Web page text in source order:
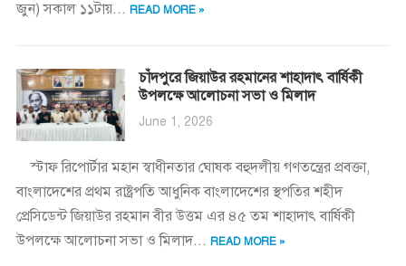
জুন) সকাল ১১টায়... READ MORE »
চাঁদপুরে জিয়াউর রহমানের শাহাদাৎ বার্ষিকী
উপলক্ষে আলোচনা সভা ও মিলাদ
June 1, 2026
স্টাফ রিপোর্টার মহান স্বাধীনতার ঘোষক বহুদলীয় গণতন্ত্রের প্রবক্তা,
বাংলাদেশের প্রথম রাষ্ট্রপতি আধুনিক বাংলাদেশের স্থপতির শহীদ
প্রেসিডেন্ট জিয়াউর রহমান বীর উত্তম এর ৪৫ তম শাহাদাৎ বার্ষিকী
উপলক্ষে আলোচনা সভা ও মিলাদ... READ MORE »